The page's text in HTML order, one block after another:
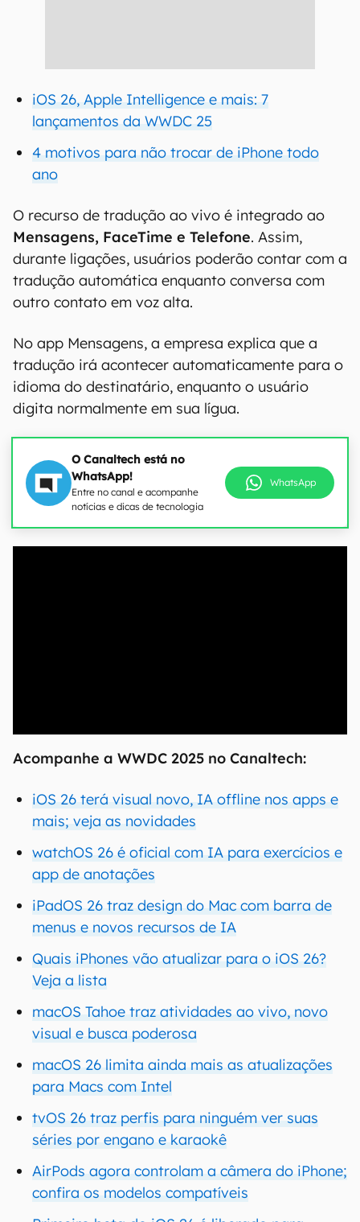
iOS 26, Apple Intelligence e mais: 7
lançamentos da WWDC 25
4 motivos para não trocar de iPhone todo
ano
O recurso de tradução ao vivo é integrado ao
Mensagens, FaceTime e Telefone. Assim,
durante ligações, usuários poderão contar com a
tradução automática enquanto conversa com
outro contato em voz alta.
No app Mensagens, a empresa explica que a
tradução irá acontecer automaticamente para o
idioma do destinatário, enquanto o usuário
digita normalmente em sua lígua.
O Canaltech está no
WhatsApp!
Entre no canal e acompanhe
notícias e dicas de tecnologia
WhatsApp
Acompanhe a WWDC 2025 no Canaltech:
iOS 26 terá visual novo, IA offline nos apps e
mais; veja as novidades
watchOS 26 é oficial com IA para exercícios e
app de anotações
iPadOS 26 traz design do Mac com barra de
menus e novos recursos de IA
Quais iPhones vão atualizar para o iOS 26?
Veja a lista
macOS Tahoe traz atividades ao vivo, novo
visual e busca poderosa
macOS 26 limita ainda mais as atualizações
para Macs com Intel
tvOS 26 traz perfis para ninguém ver suas
séries por engano e karaokê
AirPods agora controlam a câmera do iPhone;
confira os modelos compatíveis